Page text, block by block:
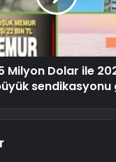
Milyon Dolar ile